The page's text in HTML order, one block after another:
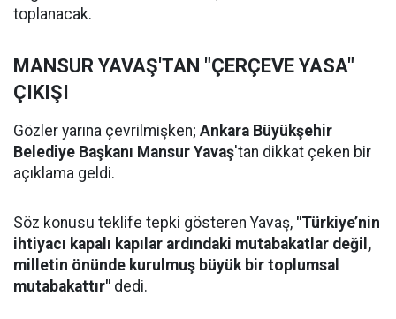
toplanacak.
MANSUR YAVAŞ'TAN "ÇERÇEVE YASA"
ÇIKIŞI
Gözler yarına çevrilmişken; Ankara Büyükşehir
Belediye Başkanı Mansur Yavaş'tan dikkat çeken bir
açıklama geldi.
Söz konusu teklife tepki gösteren Yavaş, "Türkiye’nin
ihtiyacı kapalı kapılar ardındaki mutabakatlar değil,
milletin önünde kurulmuş büyük bir toplumsal
mutabakattır" dedi.